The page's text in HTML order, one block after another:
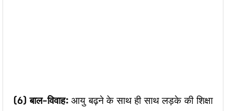
(6)बाल-विवाह: आयु बढ़ने के साथ ही साथ लड़के की शिक्षा